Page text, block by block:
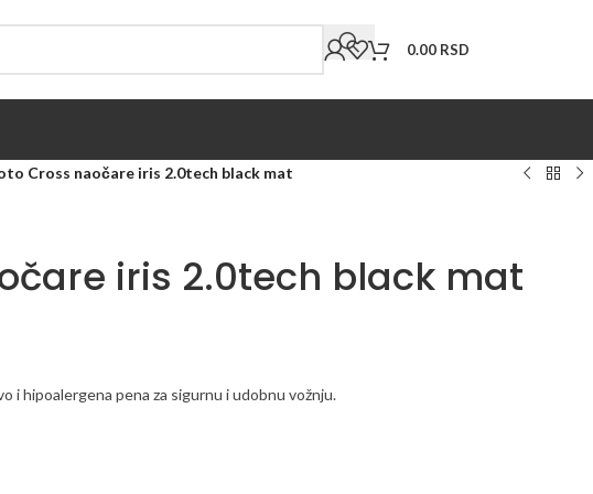
0.00 RSD
Cross naočare iris 2.0tech black mat
iris 2.0tech black mat
i hipoalergena pena za sigurnu i udobnu vožnju.